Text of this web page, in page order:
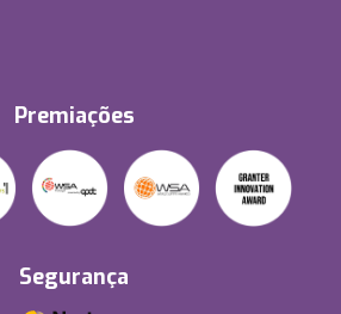
Premiações
Segurança